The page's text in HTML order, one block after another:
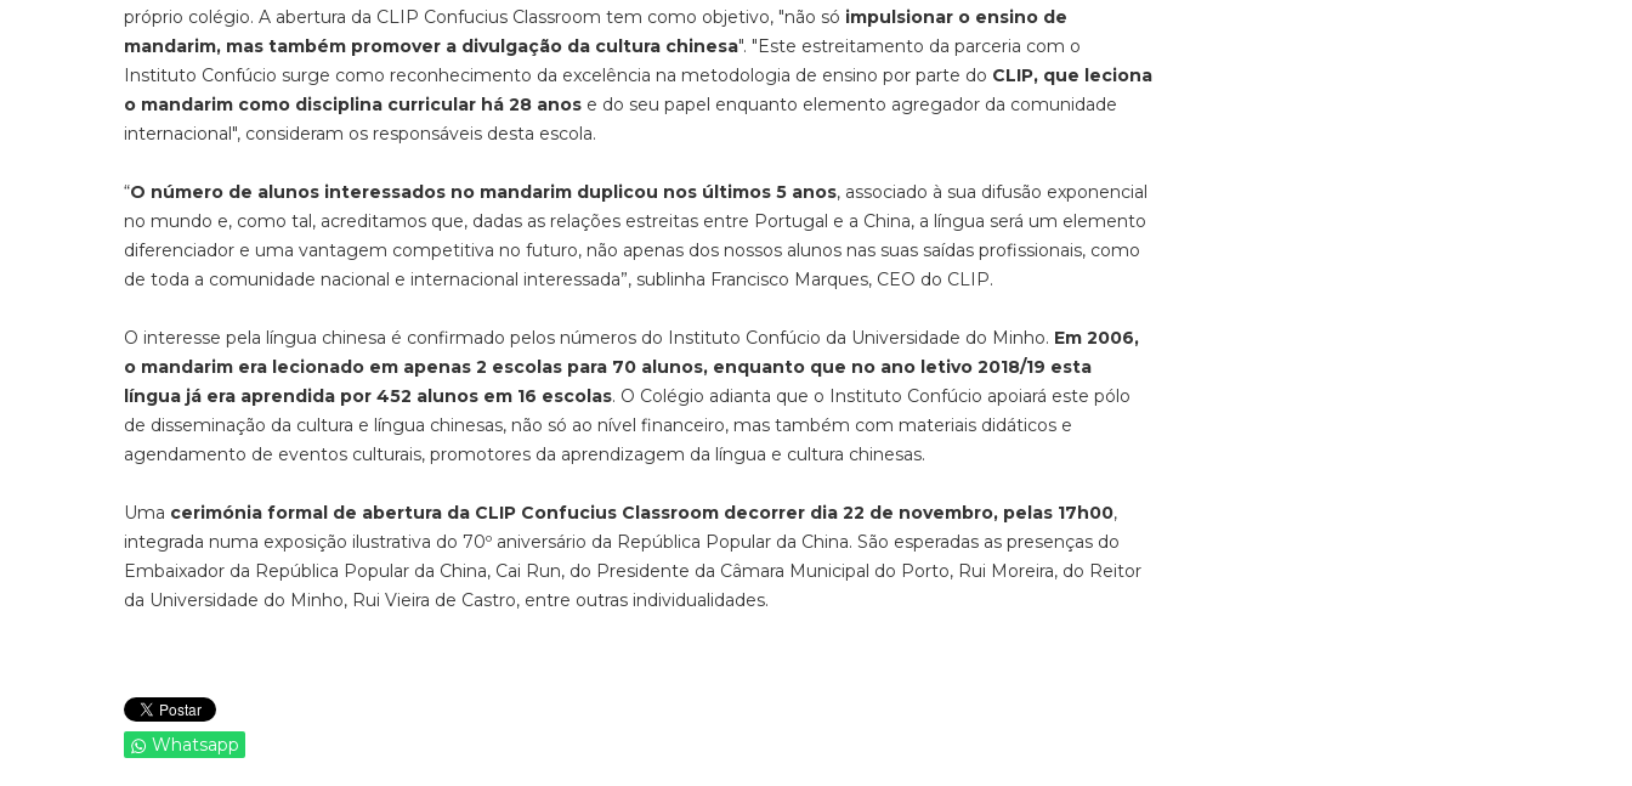
próprio colégio. A abertura da CLIP Confucius Classroom tem como objetivo, "não só impulsionar o ensino de
mandarim, mas também promover a divulgação da cultura chinesa". "Este estreitamento da parceria com o
Instituto Confúcio surge como reconhecimento da excelência na metodologia de ensino por parte do CLIP, que leciona
o mandarim como disciplina curricular há 28 anos e do seu papel enquanto elemento agregador da comunidade
internacional", consideram os responsáveis desta escola.
“O número de alunos interessados no mandarim duplicou nos últimos 5 anos, associado à sua difusão exponencial
no mundo e, como tal, acreditamos que, dadas as relações estreitas entre Portugal e a China, a língua será um elemento
diferenciador e uma vantagem competitiva no futuro, não apenas dos nossos alunos nas suas saídas profissionais, como
de toda a comunidade nacional e internacional interessada”, sublinha Francisco Marques, CEO do CLIP.
O interesse pela língua chinesa é confirmado pelos números do Instituto Confúcio da Universidade do Minho. Em 2006,
o mandarim era lecionado em apenas 2 escolas para 70 alunos, enquanto que no ano letivo 2018/19 esta
língua já era aprendida por 452 alunos em 16 escolas. O Colégio adianta que o Instituto Confúcio apoiará este pólo
de disseminação da cultura e língua chinesas, não só ao nível financeiro, mas também com materiais didáticos e
agendamento de eventos culturais, promotores da aprendizagem da língua e cultura chinesas.
Uma cerimónia formal de abertura da CLIP Confucius Classroom decorrer dia 22 de novembro, pelas 17h00,
integrada numa exposição ilustrativa do 70º aniversário da República Popular da China. São esperadas as presenças do
Embaixador da República Popular da China, Cai Run, do Presidente da Câmara Municipal do Porto, Rui Moreira, do Reitor
da Universidade do Minho, Rui Vieira de Castro, entre outras individualidades.
Whatsapp